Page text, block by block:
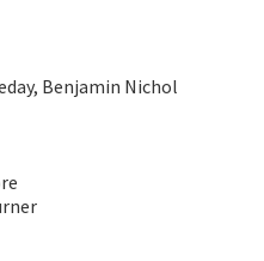
Benjamin Nichol